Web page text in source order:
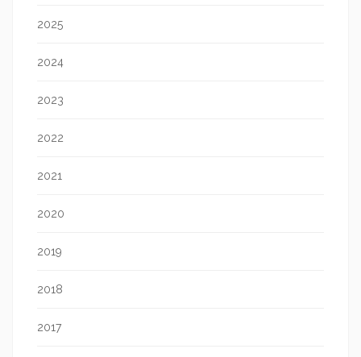
2025
2024
2023
2022
2021
2020
2019
2018
2017